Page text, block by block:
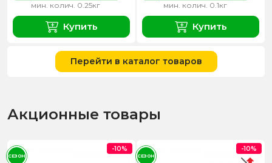
мин. колич. 0.25кг
Купить
мин. колич. 0.1кг
Купить
Перейти в каталог товаров
Акционные товары
-10%
СЕЗОН
-10%
СЕЗОН